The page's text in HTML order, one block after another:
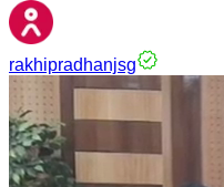
rakhipradhanjsg